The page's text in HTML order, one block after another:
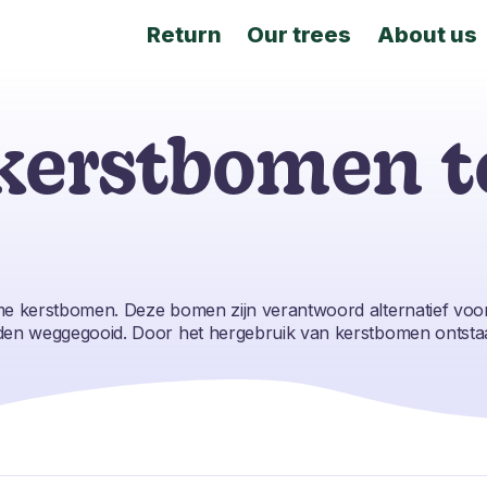
Return Our trees About us
kerstbomen. Deze bomen zijn verantwoord alternatief
weggegooid. Door het hergebruik van kerstbomen